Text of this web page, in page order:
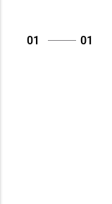
01 01